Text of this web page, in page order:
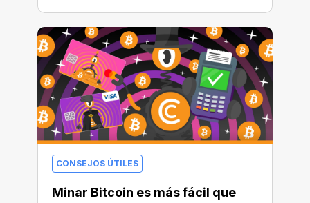
CONSEJOS ÚTILES
Minar Bitcoin es más fácil que